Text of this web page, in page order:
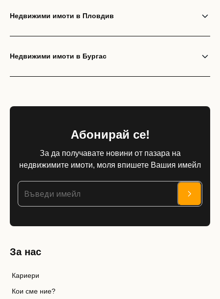
Недвижими имоти в Пловдив
Недвижими имоти в Бургас
Абонирай се!
За да получавате новини от пазара на
недвижимите имоти, моля впишете Вашия имейл
За нас
Кариери
Кои сме ние?